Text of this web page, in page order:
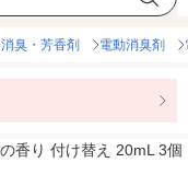
消臭・芳香剤 電動消臭剤